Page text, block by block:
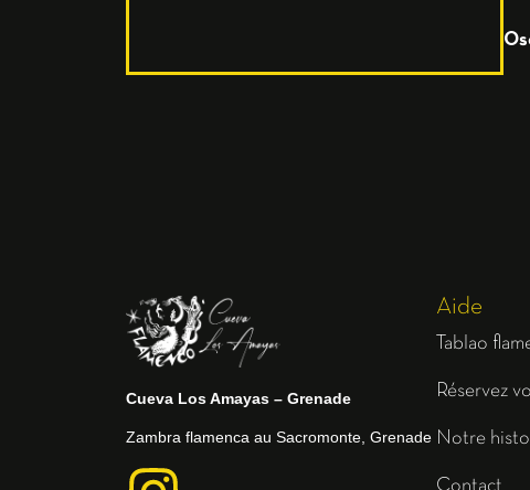
Cueva Los Amayas – Grenade
Zambra flamenca au Sacromonte, Grenade
Aide
Tablao
Réservez
Notre